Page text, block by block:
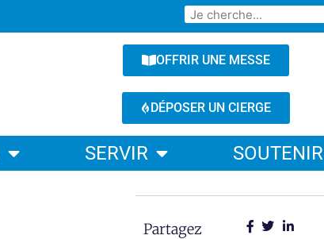
OFFRIR UNE MESSE
DÉPOSER UN CIERGE
SERVIR SOUTENIR
Partagez